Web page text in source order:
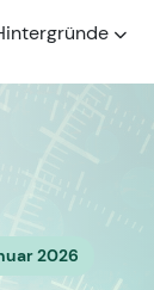
2026